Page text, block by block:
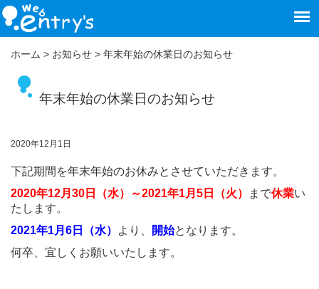
ホーム > お知らせ > 年末年始の休業日のお知らせ
年末年始の休業日のお知らせ
2020年12月1日
下記期間を年末年始のお休みとさせていただきます。
2020年12月30日（水）～2021年1月5日（火）
まで休業い
たします。
2021年1月6日（水）
より、 開始となります。
何卒、宜しくお願いいたします。